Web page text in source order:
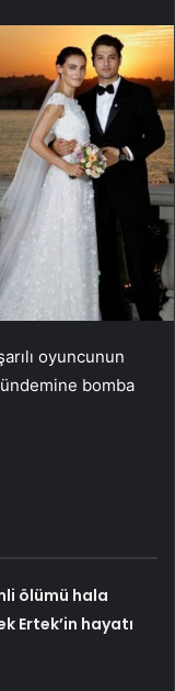
oyuncunun
bomba
ölümü hala
Ertek’in hayatı